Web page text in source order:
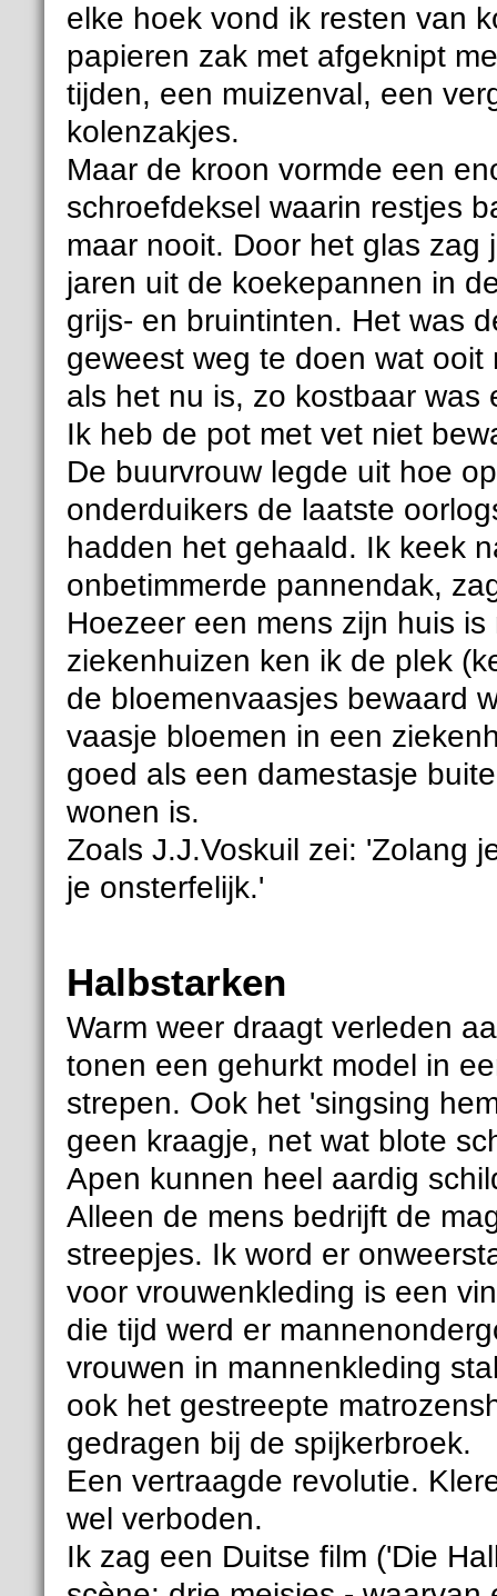
elke hoek vond ik resten van
papieren zak met afgeknipt
tijden, een muizenval, een
kolenzakjes.
Maar de kroon vormde een
schroefdeksel waarin restjes
maar nooit. Door het glas
jaren uit de koekepannen in
grijs- en bruintinten. Het was
geweest weg te doen wat
als het nu is, zo kostbaar was
Ik heb de pot met vet niet
De buurvrouw legde uit hoe
onderduikers de laatste
hadden het gehaald. Ik keek
onbetimmerde pannendak,
Hoezeer een mens zijn huis
ziekenhuizen ken ik de plek
de bloemenvaasjes bewaard
vaasje bloemen in een
goed als een damestasje
wonen is.
Zoals J.J.Voskuil zei: 'Zolang
je onsterfelijk.'
Halbstarken
Warm weer draagt verleden
tonen een gehurkt model in
strepen. Ook het 'singsing
geen kraagje, net wat blote
Apen kunnen heel aardig
Alleen de mens bedrijft de
streepjes. Ik word er
voor vrouwenkleding is een
die tijd werd er
vrouwen in mannenkleding
ook het gestreepte
gedragen bij de spijkerbroek.
Een vertraagde revolutie.
wel verboden.
Ik zag een Duitse film ('Die